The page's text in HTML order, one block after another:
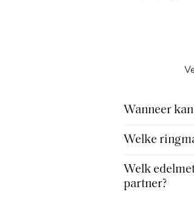
Wanneer
Welke
Welk
partner?